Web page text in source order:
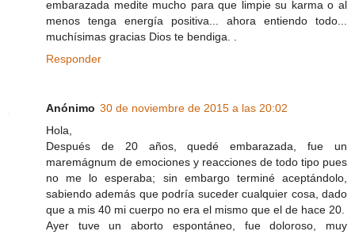
embarazada medite mucho para que limpie su karma o al
menos tenga energía positiva... ahora entiendo todo...
muchísimas gracias Dios te bendiga. .
Responder
Anónimo 30 de noviembre de 2015 a las 20:02
Hola,
Después de 20 años, quedé embarazada, fue un
maremágnum de emociones y reacciones de todo tipo pues
no me lo esperaba; sin embargo terminé aceptándolo,
sabiendo además que podría suceder cualquier cosa, dado
que a mis 40 mi cuerpo no era el mismo que el de hace 20.
Ayer tuve un aborto espontáneo, fue doloroso, muy